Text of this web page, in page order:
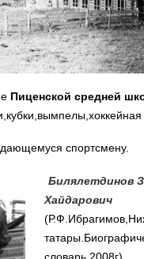
Пиценской средней
спортсмену.
Билялетдинов
Хайдарович
словарь,2008г)